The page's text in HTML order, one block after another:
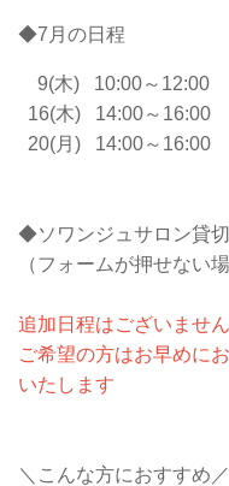
◆7月の日程
9(木) 10:00～12:00
16(木) 14:00～16:00
20(月) 14:00～16:00
◆ソワンジュサロン貸
（フォームが押せない
追加日程はございませ
ご希望の方はお早めに
いたします
＼こんな方におすすめ／